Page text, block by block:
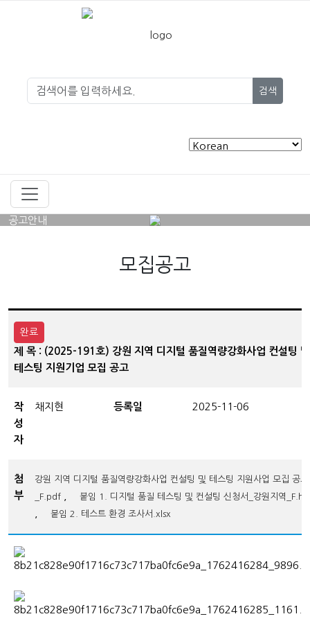
검색
공고안내
모집공고
완료
제 목 : (2025-191호) 강원 지역 디지털 품질역량강화사업 컨설팅 및
테스팅 지원기업 모집 공고
작
성
자
채지현 등록일 2025-11-06
첨
부
강원 지역 디지털 품질역량강화사업 컨설팅 및 테스팅 지원사업 모집 공고
_F.pdf
붙임 1. 디지털 품질 테스팅 및 컨설팅 신청서_강원지역
붙임 2. 테스트 환경 조사서.xlsx